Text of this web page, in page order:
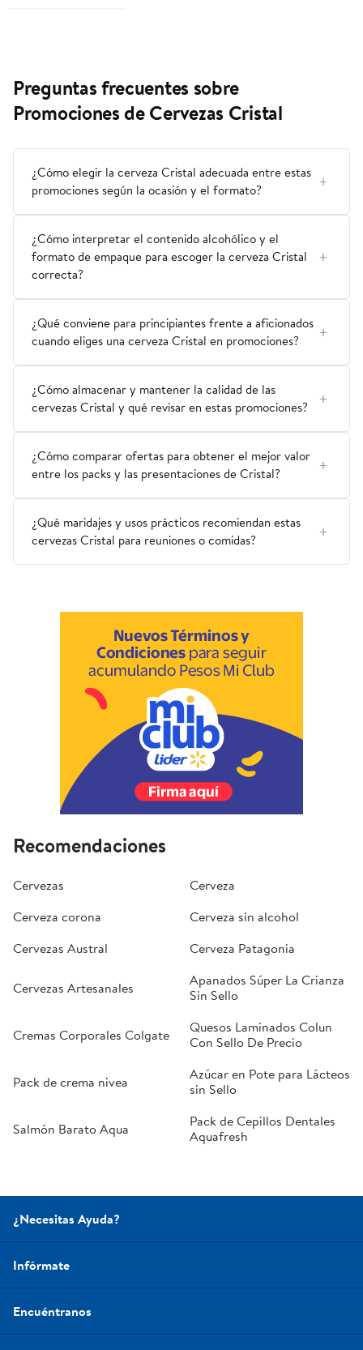
Preguntas frecuentes sobre
Promociones de Cervezas Cristal
¿Cómo elegir la cerveza Cristal adecuada entre estas
promociones según la ocasión y el formato?
¿Cómo interpretar el contenido alcohólico y el
formato de empaque para escoger la cerveza Cristal
correcta?
¿Qué conviene para principiantes frente a aficionados
cuando eliges una cerveza Cristal en promociones?
¿Cómo almacenar y mantener la calidad de las
cervezas Cristal y qué revisar en estas promociones?
¿Cómo comparar ofertas para obtener el mejor valor
entre los packs y las presentaciones de Cristal?
¿Qué maridajes y usos prácticos recomiendan estas
cervezas Cristal para reuniones o comidas?
Recomendaciones
Cervezas
Cerveza
Cerveza corona
Cerveza sin alcohol
Cervezas Austral
Cerveza Patagonia
Cervezas Artesanales
Apanados Súper La Crianza
Sin Sello
Cremas Corporales Colgate
Quesos Laminados Colun
Con Sello De Precio
Pack de crema nivea
Azúcar en Pote para Lácteos
sin Sello
Salmón Barato Aqua
Pack de Cepillos Dentales
Aquafresh
¿Necesitas Ayuda?
Infórmate
Encuéntranos